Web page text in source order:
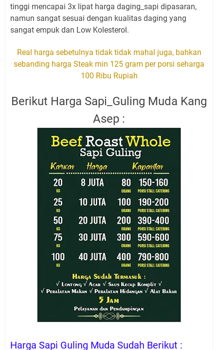
tinggi mencapai 3x lipat harga daging_sapi dipasaran,
namun sangat sesuai dengan kualitas daging yang
sangat empuk dan Low Kolesterol.
Real harga sebetulnya tidak tidak mahal juga, bahkan
sebanding harga Steak min 125 gram per porsi seharga
100 Ribu Rupiah
Berikut Harga Sapi_Guling Muda Kang
Asep :
Harga Sapi Guling Muda Sudah Berikut :